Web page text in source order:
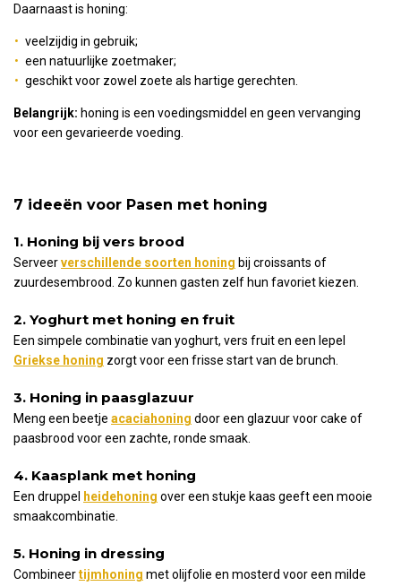
Daarnaast is honing:
veelzijdig in gebruik;
een natuurlijke zoetmaker;
geschikt voor zowel zoete als hartige gerechten.
Belangrijk: honing is een voedingsmiddel en geen vervanging
voor een gevarieerde voeding.
7 ideeën voor Pasen met honing
1. Honing bij vers brood
Serveerverschillende soorten honing bij croissants of
zuurdesembrood. Zo kunnen gasten zelf hun favoriet kiezen.
2. Yoghurt met honing en fruit
Een simpele combinatie van yoghurt, vers fruit en een lepel
Griekse honing zorgt voor een frisse start van de brunch.
3. Honing in paasglazuur
Meng een beetje acaciahoning door een glazuur voor cake of
paasbrood voor een zachte, ronde smaak.
4. Kaasplank met honing
Een druppel heidehoning over een stukje kaas geeft een mooie
smaakcombinatie.
5. Honing in dressing
Combineertijmhoning met olijfolie en mosterd voor een milde